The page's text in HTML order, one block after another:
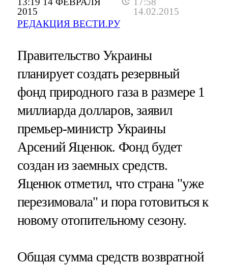
2015
14.02.2015
РЕДАКЦИЯ ВЕСТИ.РУ
Правительство Украины
планирует создать резервный
фонд природного газа в размере 1
миллиарда долларов, заявил
премьер-министр Украины
Арсений Яценюк. Фонд будет
создан из заемных средств.
Яценюк отметил, что страна "уже
перезимовала" и пора готовиться к
новому отопительному сезону.
Общая сумма средств возвратной